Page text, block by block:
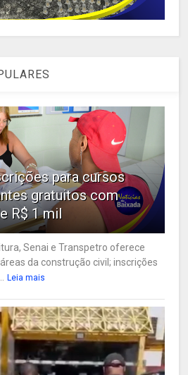
para cursos
gratuitos com
R$ 1 mil
Senai e Transpetro oferece
da construção civil; inscrições
Leia mais